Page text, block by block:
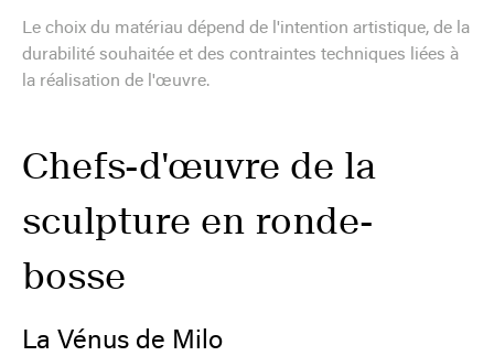
Le choix du matériau dépend de l'intention artistique, de la
durabilité souhaitée et des contraintes techniques liées à
la réalisation de l'œuvre.
Chefs-d'œuvre de la
sculpture en ronde-
bosse
La Vénus de Milo